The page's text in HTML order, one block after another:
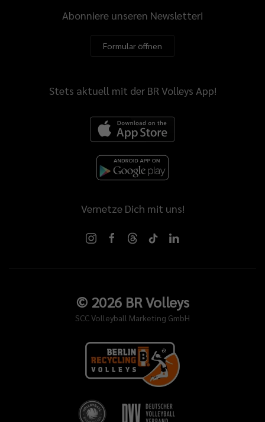
Abonniere unseren Newsletter!
Formular öffnen
Stets aktuell mit der BR Volleys App!
Vernetze Dich mit uns!
© 2026BR Volleys
SCC Volleyball Marketing GmbH